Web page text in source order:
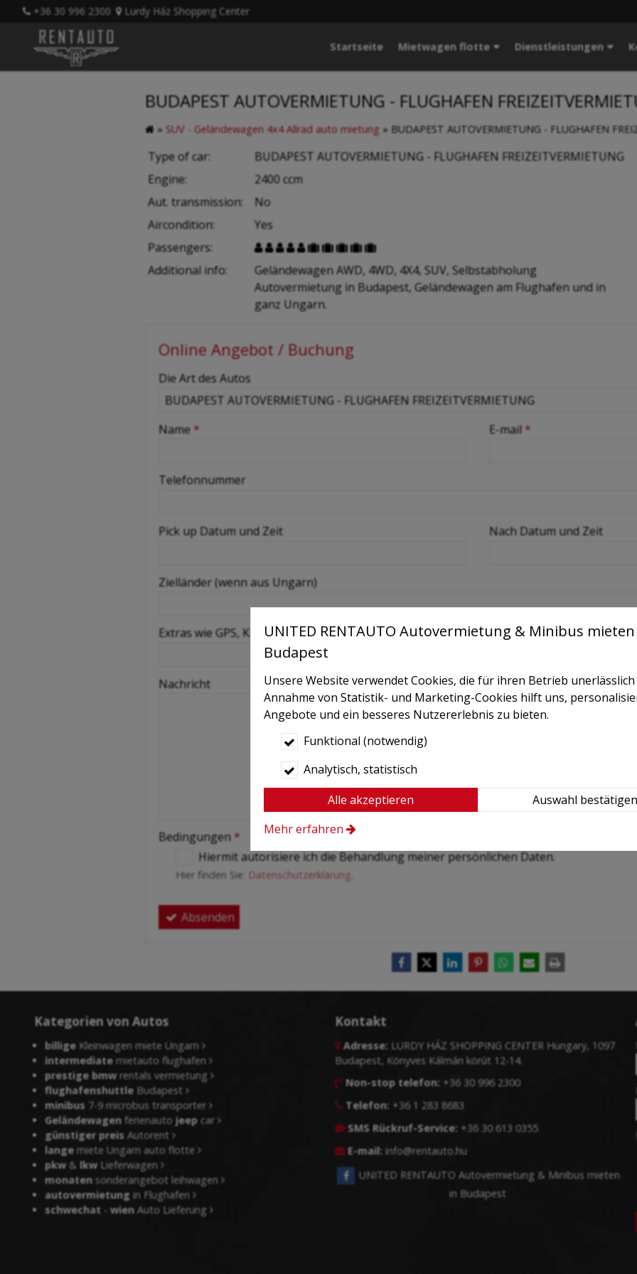
+36 30 996 2300 Lurdy Ház Shopping Center
Startseite Mietwagen flotte Dienstleistungen
BUDAPEST AUTOVERMIETUNG - FLUGHAFEN
» SUV - Geländewagen 4x4 Allrad auto mietung » BUDAPEST AUTOVERMIETUNG - FLUGHAFEN
Type of car:
BUDAPEST AUTOVERMIETUNG - FLUGHAFEN FREIZEITVERMIETUNG
Engine:
2400 ccm
Aut. transmission:
No
Aircondition:
Yes
Passengers:
        
Additional info:
Geländewagen AWD, 4WD, 4X4, SUV, Selbstabholung
Autovermietung in Budapest, Geländewagen am Flughafen und in
ganz Ungarn.
Online Angebot / Buchung
-
-
-
-
-
-
Die Art des Autos
Name * E-mail *
Telefonnummer
Pick up Datum und Zeit Nach Datum und Zeit
Zielländer (wenn aus Ungarn)
Extras wie GPS, Kindersitz, Schneeketten etc
Nachricht
Bedingungen *
Hiermit autorisiere ich die Behandlung meiner persönlichen Daten.
Hier finden Sie: Datenschutzerklärung
Absenden
Kategorien von Autos
billigeKleinwagen miete Ungarn
intermediatemietauto flughafen
prestige bmwrentals vermietung
flughafenshuttleBudapest
minibus7-9 microbus transporter
Geländewagenferienauto jeepcar
günstiger preisAutorent
langemiete Ungarn auto flotte
pkw& lkwLieferwagen
monatensonderangebot leihwagen
autovermietung in Flughafen
schwechat - wienAuto Lieferung
Kontakt
 Adresse: LURDY HÁZ SHOPPING CENTER Hungary, 1097
Budapest, Könyves Kálmán körút 12-14.
 Non-stop telefon: +36 30 996 2300
 Telefon: +36 1 283 8683
 SMS Rückruf-Service: +36 30 613 0355
 E-mail: info@rentauto.hu
UNITED RENTAUTO Autovermietung & Minibus mieten
in Budapest
UNITED RENTAUTO Autovermietung & Minibus
Budapest
Unsere Website verwendet Cookies, die für ihren Betrieb unerlässlich
Annahme von Statistik- und Marketing-Cookies hilft uns,
Angebote und ein besseres Nutzererlebnis zu bieten.
Funktional (notwendig)
Analytisch, statistisch
Alle akzeptieren
Auswahl bestätigen
Mehr erfahren